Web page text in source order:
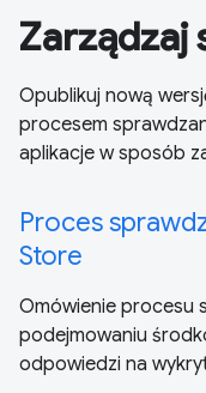
Opublikuj nową
procesem
aplikacje w sposób
Proces
Store
Omówienie procesu
podejmowaniu
odpowiedzi na